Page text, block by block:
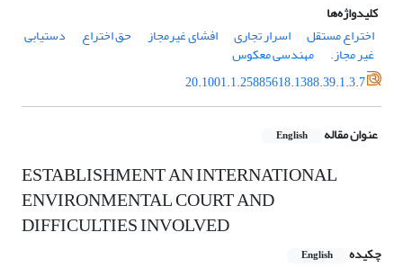
کلیدواژه‌ها
اختراع مستقل
اسرار تجاری افشای غیرمجاز حق اختراع دستیابی
غیر مجاز.
مهندسی معکوس
20.1001.1.25885618.1388.39.1.3.7
عنوان مقاله English
ESTABLISHMENT AN INTERNATIONAL
ENVIRONMENTAL COURT AND
DIFFICULTIES INVOLVED
چکیده English